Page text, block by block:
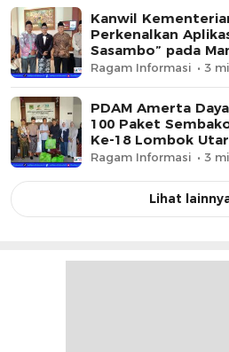
Kanwil
Perkenalkan
Sasambo” pada
Annahda Berkah
Ragam Informasi 3
PDAM Amerta
100 Paket
Ke-18 Lombok
Ragam Informasi 3
Lihat